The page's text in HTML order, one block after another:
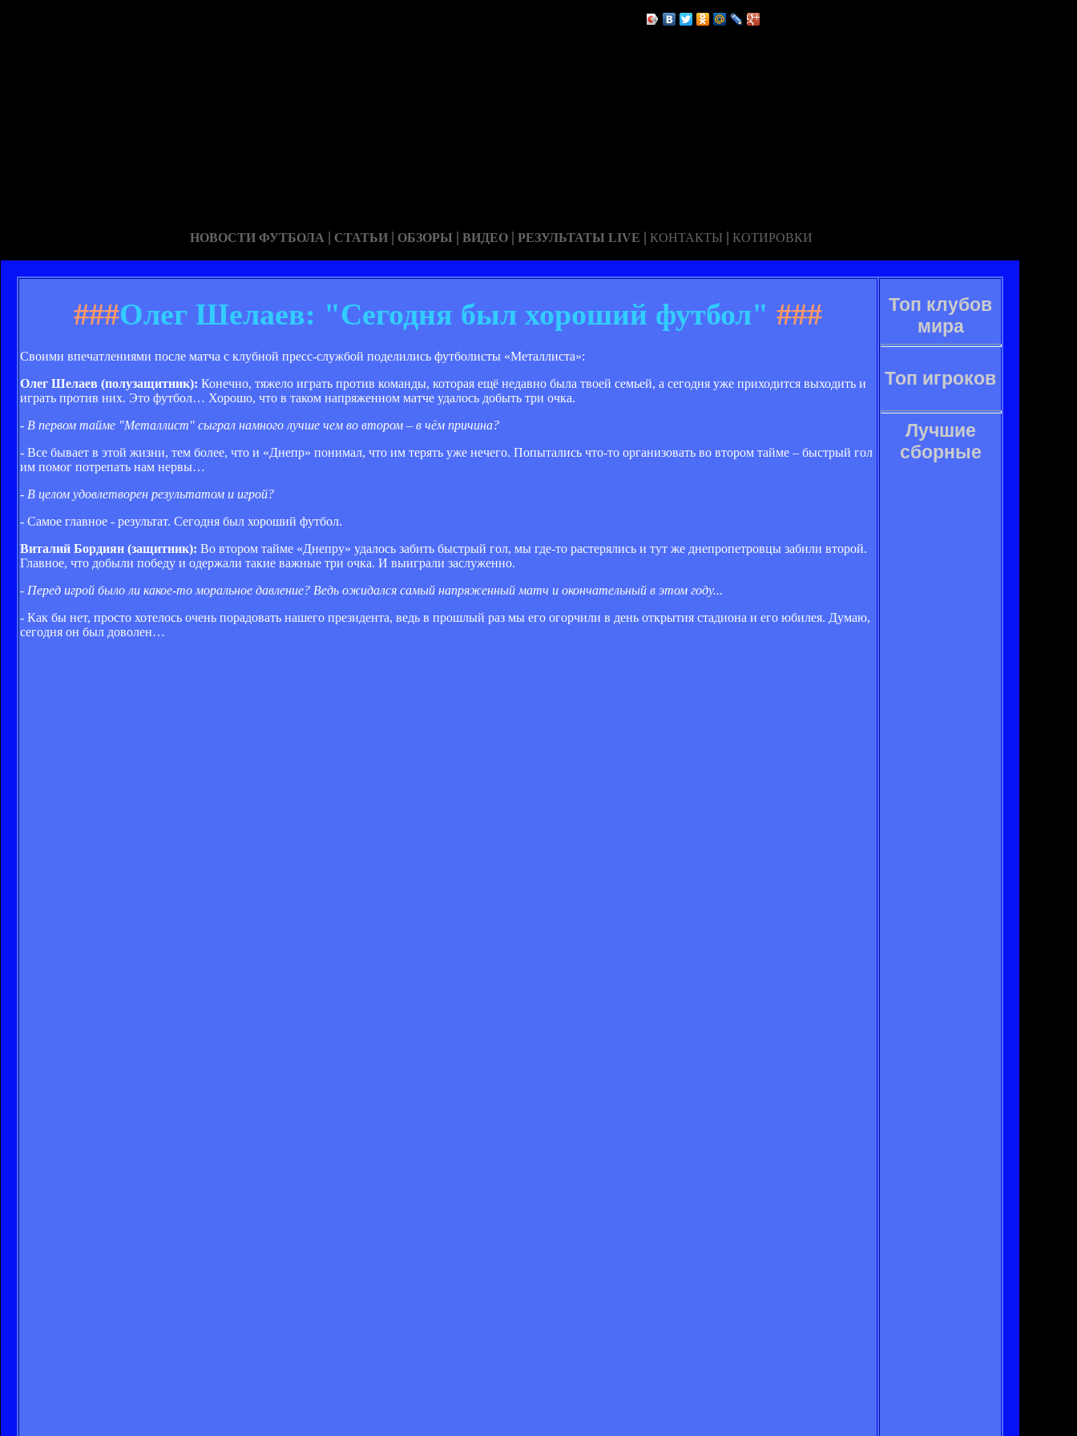
НОВОСТИ ФУТБОЛА | СТАТЬИ | ОБЗОРЫ | ВИДЕО | РЕЗУЛЬТАТЫ LIVE | КОНТАКТЫ | КОТИРОВКИ
###Олег Шелаев: "Сегодня был хороший футбол" ###
Своими впечатлениями после матча с клубной пресс-службой поделились футболисты «Металлиста»:
Олег Шелаев (полузащитник): Конечно, тяжело играть против команды, которая ещё недавно была твоей семьей, а сегодня уже приходится выходить и
играть против них. Это футбол… Хорошо, что в таком напряженном матче удалось добыть три очка.
- В первом тайме "Металлист" сыграл намного лучше чем во втором – в чём причина?
- Все бывает в этой жизни, тем более, что и «Днепр» понимал, что им терять уже нечего. Попытались что-то организовать во втором тайме – быстрый гол
им помог потрепать нам нервы…
- В целом удовлетворен результатом и игрой?
- Самое главное - результат. Сегодня был хороший футбол.
Виталий Бордиян (защитник): Во втором тайме «Днепру» удалось забить быстрый гол, мы где-то растерялись и тут же днепропетровцы забили второй.
Главное, что добыли победу и одержали такие важные три очка. И выиграли заслуженно.
- Перед игрой было ли какое-то моральное давление? Ведь ожидался самый напряженный матч и окончательный в этом году...
- Как бы нет, просто хотелось очень порадовать нашего президента, ведь в прошлый раз мы его огорчили в день открытия стадиона и его юбилея. Думаю,
сегодня он был доволен…
Топ клубов
мира
Топ игроков
Лучшие
сборные